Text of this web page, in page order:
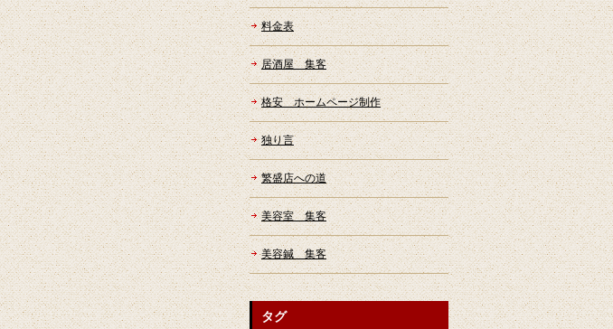
料金表
居酒屋 集客
格安 ホームページ制作
独り言
繁盛店への道
美容室 集客
美容鍼 集客
タグ